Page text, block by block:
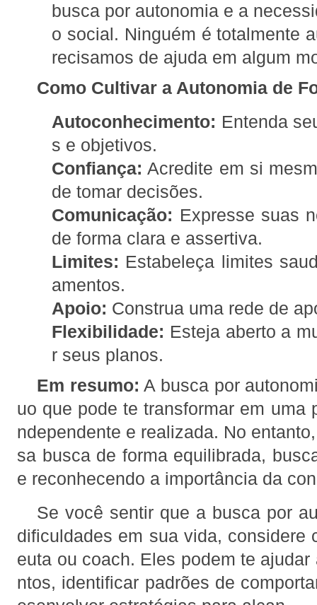
busca por autonomia e a
o social. Ninguém é totalmente
recisamos de ajuda em algum
Como Cultivar a Autonomia de
Autoconhecimento: Entenda
s e objetivos.
Confiança: Acredite em si
de tomar decisões.
Comunicação: Expresse suas
de forma clara e assertiva.
Limites: Estabeleça limites
amentos.
Apoio: Construa uma rede de
Flexibilidade: Esteja aberto a
r seus planos.
Em resumo: A busca por
uo que pode te transformar em uma
ndependente e realizada. No
sa busca de forma equilibrada,
e reconhecendo a importância da
Se você sentir que a busca por
dificuldades em sua vida, considere
euta ou coach. Eles podem te
ntos, identificar padrões de